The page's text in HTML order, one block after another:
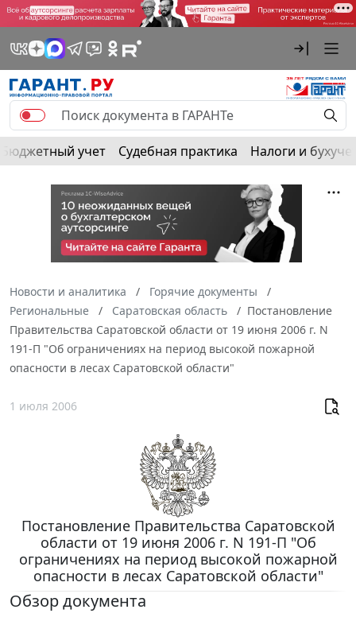
Бюджетный учет Судебная практика Налоги и
Новости и аналитика
Горячие документы
Региональные
Саратовская область
Постановление
Правительства Саратовской области от 19 июня 2006 г. N
191-П "Об ограничениях на период высокой пожарной
опасности в лесах Саратовской области"
1 июля 2006
Постановление Правительства Саратовской
области от 19 июня 2006 г. N 191-П "Об
ограничениях на период высокой пожарной
опасности в лесах Саратовской области"
Обзор документа